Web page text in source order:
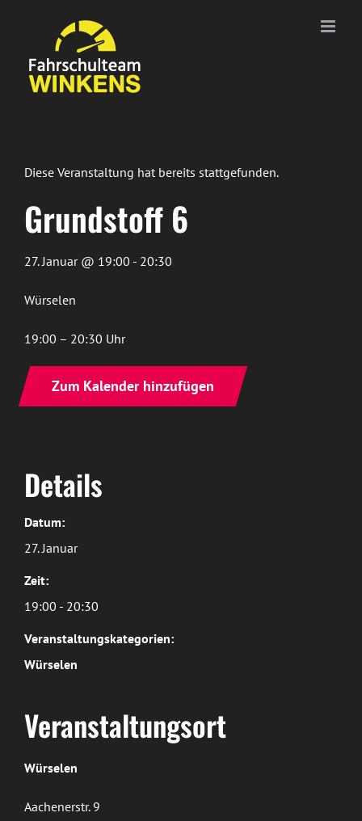
springen
Diese Veranstaltung hat bereits stattgefunden.
Grundstoff 6
27. Januar @ 19:00 - 20:30
Würselen
19:00 – 20:30 Uhr
Zum Kalender hinzufügen
Details
Datum:
27. Januar
Zeit:
19:00 - 20:30
Veranstaltungskategorien:
Würselen
Veranstaltungsort
Würselen
Aachenerstr. 9